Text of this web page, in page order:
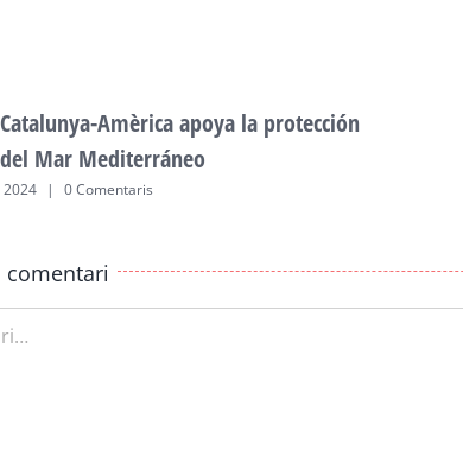
Amèrica apoya la protección
Mar Mediterráneo
2024 | 0 Comentaris
comentari